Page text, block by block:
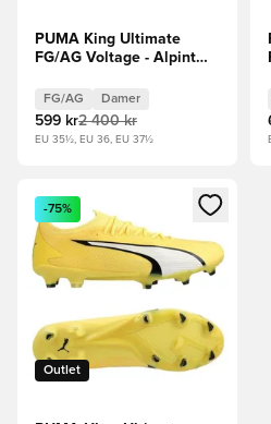
PUMA King Ultimate
FG/AG Voltage - Alpint
Kvinner
FG/AG Damer
599 kr2 400 kr
EU 35½, EU 36, EU 37½
Åpner en Modal for å logge
Outlet
-75%